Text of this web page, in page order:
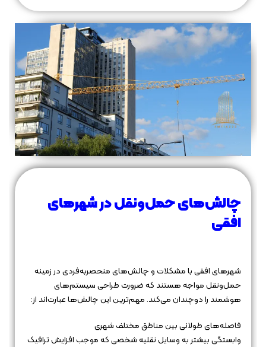
چالش‌های حمل‌ونقل در شهرهای
افقی
شهرهای افقی با مشکلات و چالش‌های منحصربه‌فردی در زمینه
حمل‌ونقل مواجه هستند که ضرورت طراحی سیستم‌های
هوشمند را دوچندان می‌کند. مهم‌ترین این چالش‌ها عبارت‌اند از:
فاصله‌های طولانی بین مناطق مختلف شهری
وابستگی بیشتر به وسایل نقلیه شخصی که موجب افزایش ترافیک